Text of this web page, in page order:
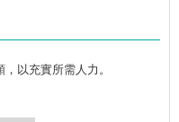
以充實所需人力。